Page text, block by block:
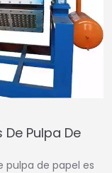
Pulpa De
pulpa de papel es